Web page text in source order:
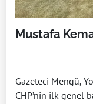
Mustafa
Gazeteci Mengü,
CHP’nin ilk genel